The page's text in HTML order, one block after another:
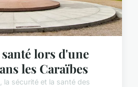
lors d'une
les Caraïbes
la sécurité et la santé des